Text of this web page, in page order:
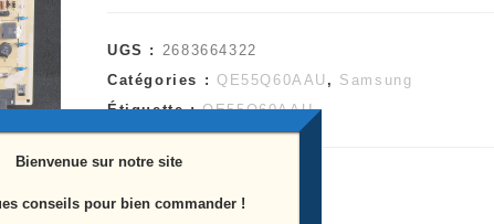
UGS : 2683664322
Catégories : QE55Q60AAU , Samsung
Étiquette :QE55Q60AAU
Bienvenue sur notre site
conseils pour bien commander !